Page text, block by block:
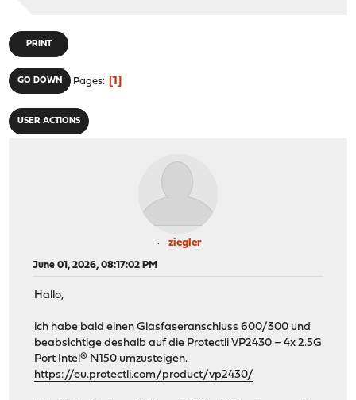
PRINT
GO DOWN Pages 1
USER ACTIONS
ziegler
June 01, 2026, 08:17:02 PM
Hallo,
ich habe bald einen Glasfaseranschluss 600/300 und
beabsichtige deshalb auf die Protectli VP2430 – 4x 2.5G
Port Intel® N150 umzusteigen.
https://eu.protectli.com/product/vp2430/